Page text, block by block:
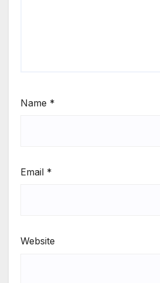
Name *
Email *
Website